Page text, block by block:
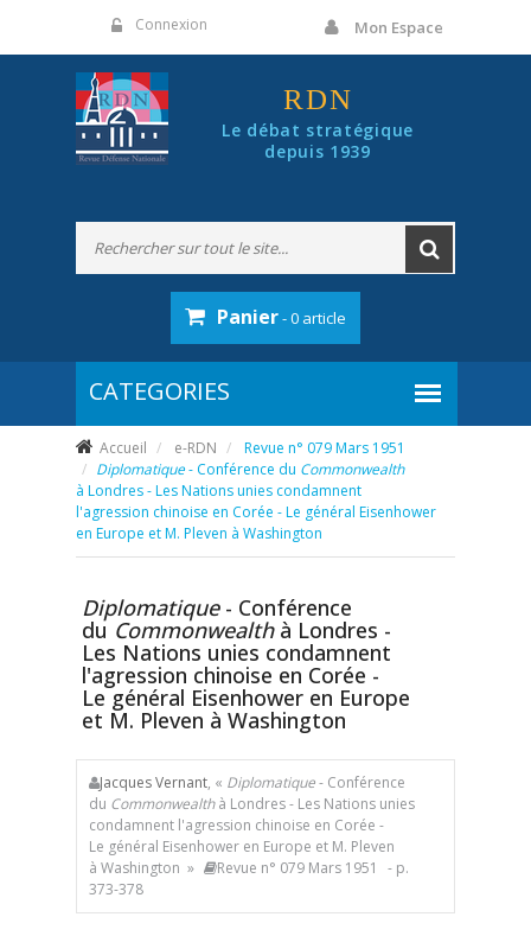
Connexion Mon Espace
RDN
Le débat stratégique
depuis 1939
Panier- 0 article
Accueil e-RDN
Revue n° 079 Mars 1951
Diplomatique- Conférence du Commonwealth
à Londres - Les Nations unies condamnent
l'agression chinoise en Corée - Le général Eisenhower
en Europe et M. Pleven à Washington
Diplomatique - Conférence
du Commonwealth à Londres -
Les Nations unies condamnent
l'agression chinoise en Corée -
Le général Eisenhower en Europe
et M. Pleven à Washington
Jacques Vernant, « Diplomatique- Conférence
du Commonwealthà Londres - Les Nations unies
condamnent l'agression chinoise en Corée -
Le général Eisenhower en Europe et M. Pleven
à Washington »
Revue n° 079 Mars 1951
- p.
373-378